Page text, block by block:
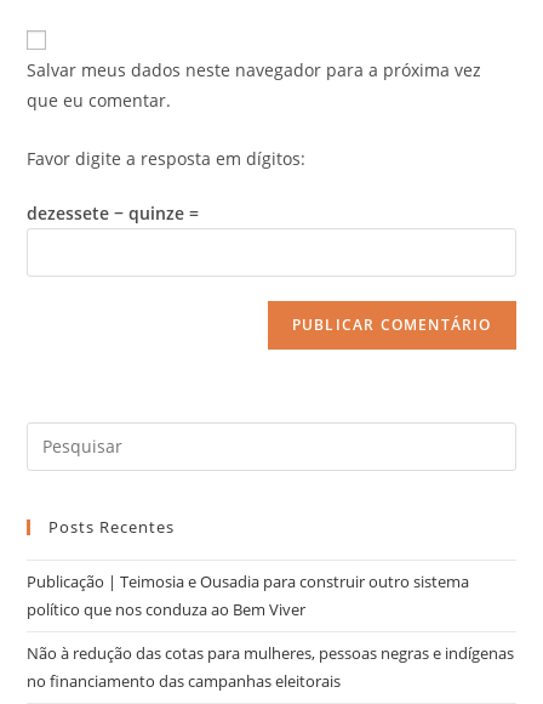
Salvar meus dados neste navegador para a próxima vez
que eu comentar.
Favor digite a resposta em dígitos:
dezessete − quinze =
Posts Recentes
Publicação | Teimosia e Ousadia para construir outro sistema
político que nos conduza ao Bem Viver
Não à redução das cotas para mulheres, pessoas negras e indígenas
no financiamento das campanhas eleitorais